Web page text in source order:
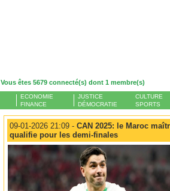
Vous êtes 5679 connecté(s) dont 1 membre(s)
ECONOMIE
FINANCE
JUSTICE
DÉMOCRATIE
CULTURE
SPORTS
09-01-2026 21:09 - CAN 2025: le Maroc
qualifie pour les demi-finales